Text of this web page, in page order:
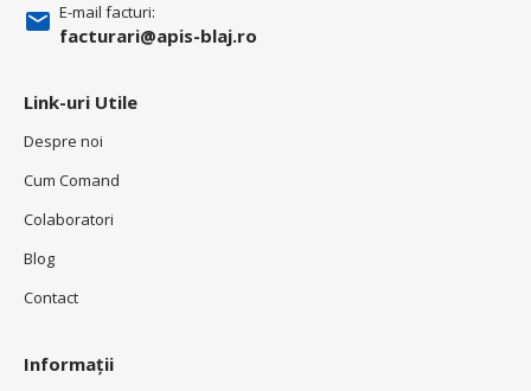
E-mail facturi:
facturari@apis-blaj.ro
Link-uri Utile
Despre noi
Cum Comand
Colaboratori
Blog
Contact
Informații